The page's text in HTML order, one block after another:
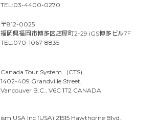
TEL:03-4400-0270
〒812-0025
福岡県福岡市博多区店屋町2-29 iGS博多ビル7F
TEL:070-1067-8835
Canada Tour System (CTS)
1402-409 Grandville Street,
Vancouver B.C., V6C 1T2 CANADA
ism USA Inc (USA) 21515 Hawthorne Blvd.